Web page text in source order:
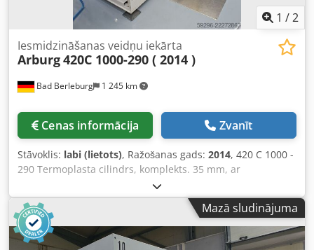
1 /2
Bad Berleburg 1 245 km
Iesmidzināšanas veidņu iekārta
Arburg420C 1000-290 ( 2014 )
Cenas informācija Zvanīt
Stāvoklis: labi (lietots), Ražošanas gads: 2014, 420 C 1000 -
290 Termoplasta cilindrs, komplekts. 35 mm, ar
paaugstinātu nodilumizturību. Standarta vītņpiedziņas
savienojums, divpusēja konusa ģeometrija. Vadības ierīce
Selogica direct. Hidrauliskā sistēma ar 2 regulējamām
sūkņiem. Jubilejas modelis GOLDEN EDITION. Termoplasta
apstrāde. Atvērta sprausla 35 mm. Sprauslas uzgalis
Mazā sludinājuma